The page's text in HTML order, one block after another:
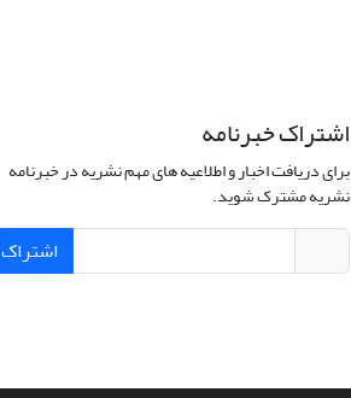
اشتراک خبرنامه
برای دریافت اخبار و اطلاعیه های مهم نشریه در خبرنامه
نشریه مشترک شوید.
اشتراک